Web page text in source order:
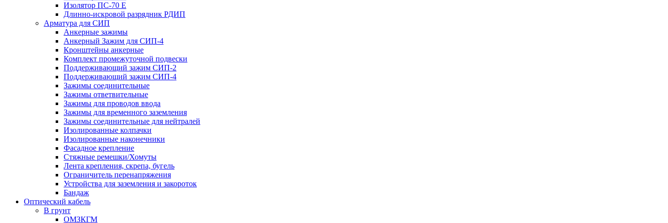
Изолятор ПС-70 Е
Длинно-искровой разрядник РДИП
Арматура для СИП
Анкерные зажимы
Анкерный Зажим для СИП-4
Кронштейны анкерные
Комплект промежуточной подвески
Поддерживающий зажим СИП-2
Поддерживающий зажим СИП-4
Зажимы соединительные
Зажимы ответвительные
Зажимы для проводов ввода
Зажимы для временного заземления
Зажимы соединительные для нейтралей
Изолированные колпачки
Изолированные наконечники
Фасадное крепление
Стяжные ремешки/Хомуты
Лента крепления, скрепа, бугель
Ограничитель перенапряжения
Устройства для заземления и закороток
Бандаж
Оптический кабель
В грунт
ОМЗКГМ